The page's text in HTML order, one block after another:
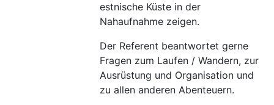
estnische Küste in der
Nahaufnahme zeigen.
Der Referent beantwortet gerne
Fragen zum Laufen / Wandern, zur
Ausrüstung und Organisation und
zu allen anderen Abenteuern.